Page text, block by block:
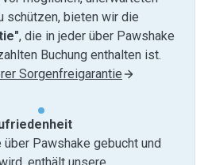
schützen, bieten wir die
, die in jeder über Pawshake
Buchung enthalten ist.
Sorgenfreigarantie
über Pawshake gebucht und